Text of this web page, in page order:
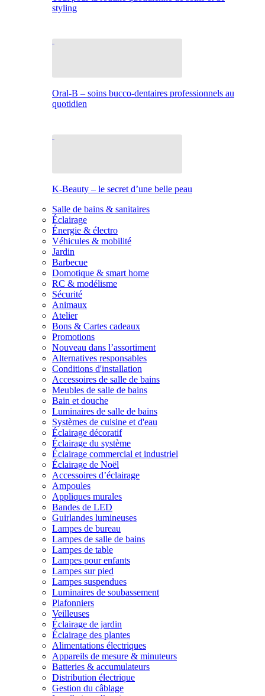
styling
Oral-B – soins bucco-dentaires professionnels au
quotidien
K-Beauty – le secret d’une belle peau
Salle de bains & sanitaires
Éclairage
Énergie & électro
Véhicules & mobilité
Jardin
Barbecue
Domotique & smart home
RC & modélisme
Sécurité
Animaux
Atelier
Bons & Cartes cadeaux
Promotions
Nouveau dans l’assortiment
Alternatives responsables
Conditions d'installation
Accessoires de salle de bains
Meubles de salle de bains
Bain et douche
Luminaires de salle de bains
Systèmes de cuisine et d'eau
Éclairage décoratif
Éclairage du système
Éclairage commercial et industriel
Éclairage de Noël
Accessoires d’éclairage
Ampoules
Appliques murales
Bandes de LED
Guirlandes lumineuses
Lampes de bureau
Lampes de salle de bains
Lampes de table
Lampes pour enfants
Lampes sur pied
Lampes suspendues
Luminaires de soubassement
Plafonniers
Veilleuses
Éclairage de jardin
Éclairage des plantes
Alimentations électriques
Appareils de mesure & minuteurs
Batteries & accumulateurs
Distribution électrique
Gestion du câblage